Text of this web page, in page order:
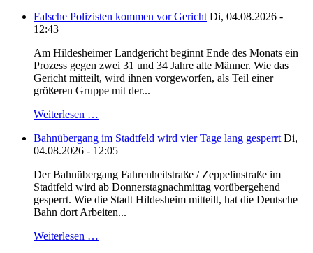
Falsche Polizisten kommen vor Gericht Di, 04.08.2026 -
12:43
Am Hildesheimer Landgericht beginnt Ende des Monats ein
Prozess gegen zwei 31 und 34 Jahre alte Männer. Wie das
Gericht mitteilt, wird ihnen vorgeworfen, als Teil einer
größeren Gruppe mit der...
Weiterlesen …
Bahnübergang im Stadtfeld wird vier Tage lang gesperrt Di,
04.08.2026 - 12:05
Der Bahnübergang Fahrenheitstraße / Zeppelinstraße im
Stadtfeld wird ab Donnerstagnachmittag vorübergehend
gesperrt. Wie die Stadt Hildesheim mitteilt, hat die Deutsche
Bahn dort Arbeiten...
Weiterlesen …